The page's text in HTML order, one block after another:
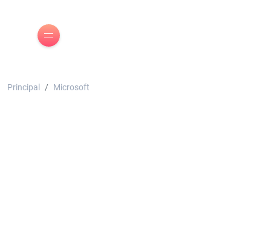
Principal Microsoft